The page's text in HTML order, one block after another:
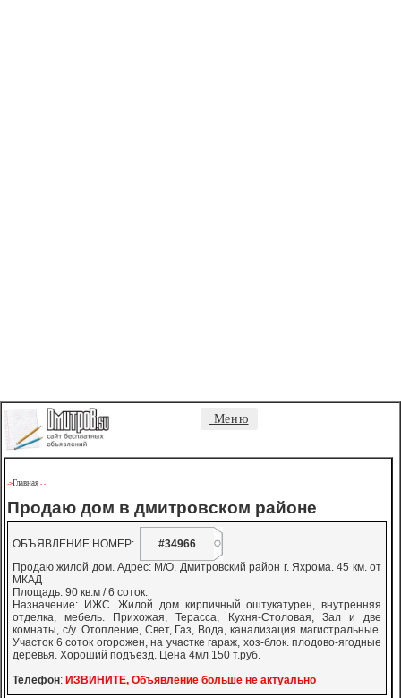
Меню
->Главная - -
Продаю дом в дмитровском районе
ОБЪЯВЛЕНИЕ НОМЕР:
#34966
Продаю жилой дом. Адрес: М/О. Дмитровский район г. Яхрома. 45 км. от
МКАД
Площадь: 90 кв.м / 6 соток.
Назначение: ИЖС. Жилой дом кирпичный оштукатурен, внутренняя
отделка, мебель. Прихожая, Терасса, Кухня-Столовая, Зал и две
комнаты, с/у. Отопление, Свет, Газ, Вода, канализация магистральные.
Участок 6 соток огорожен, на участке гараж, хоз-блок. плодово-ягодные
деревья. Хороший подъезд. Цена 4мл 150 т.руб.
Телефон: ИЗВИНИТЕ, Объявление больше не актуально